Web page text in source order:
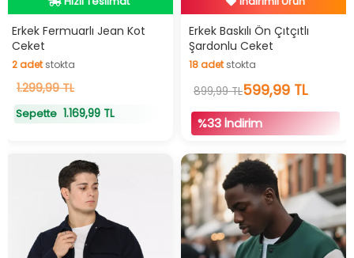
Hızlı Teslimat
Erkek Fermuarlı Jean Kot
Ceket
2adetstokta
2adetstokta
1.299,99 TL
Sepette 1.169,99 TL
Hızlı Teslimat
İndirimli Ürün
Erkek Baskılı Ön Çıtçıtlı
Şardonlu Ceket
18adetstokta
18 adetstokta
899,99 TL599,99 TL
%33 İndirim